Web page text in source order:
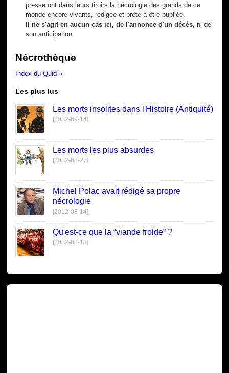
presse ont dans leurs tiroirs la nécrologie des grands de ce
monde encore vivants, rédigée et prête à être publiée.
Il ne s'agit en aucun cas ici, de l'annonce d'un décès , ni de
son anticipation.
Nécrothèque
Index du Quid »
Les plus lus
Les morts insolites dans l'Histoire (Antiquité)
[2012-09-14]
Les morts les plus absurdes
[2012-08-27]
Michel Polac avait rédigé sa propre
nécrologie
[2012-08-14]
Qu'est-ce que la “viande froide” ?
[2012-08-13]